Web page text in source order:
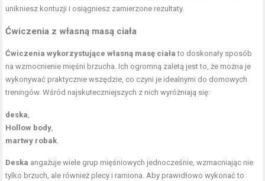
unikniesz kontuzji i osiągniesz zamierzone rezultaty.
Ćwiczenia z własną masą ciała
Ćwiczenia wykorzystujące własną masę ciała to doskonały sposób
na wzmocnienie mięśni brzucha. Ich ogromną zaletą jest to, że można je
wykonywać praktycznie wszędzie, co czyni je idealnymi do domowych
treningów. Wśród najskuteczniejszych z nich wyróżniają się:
deska,
Hollow body,
martwy robak.
Deska angażuje wiele grup mięśniowych jednocześnie, wzmacniając nie
tylko brzuch, ale również plecy i ramiona. Aby prawidłowo wykonać to